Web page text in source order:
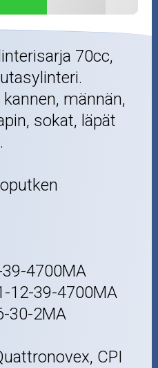
70cc,
männän,
sokat, läpät
4700MA
12-39-4700MA
30-2MA
CPI